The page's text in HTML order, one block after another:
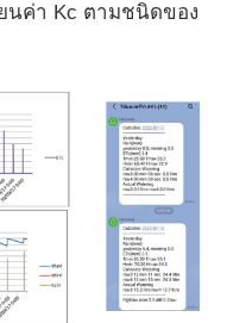
นค่า Kc ตามชนิดของ